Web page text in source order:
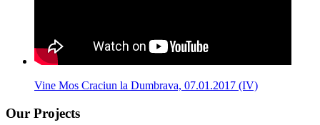
Vine Mos Craciun la Dumbrava, 07.01.2017 (IV)
Our Projects